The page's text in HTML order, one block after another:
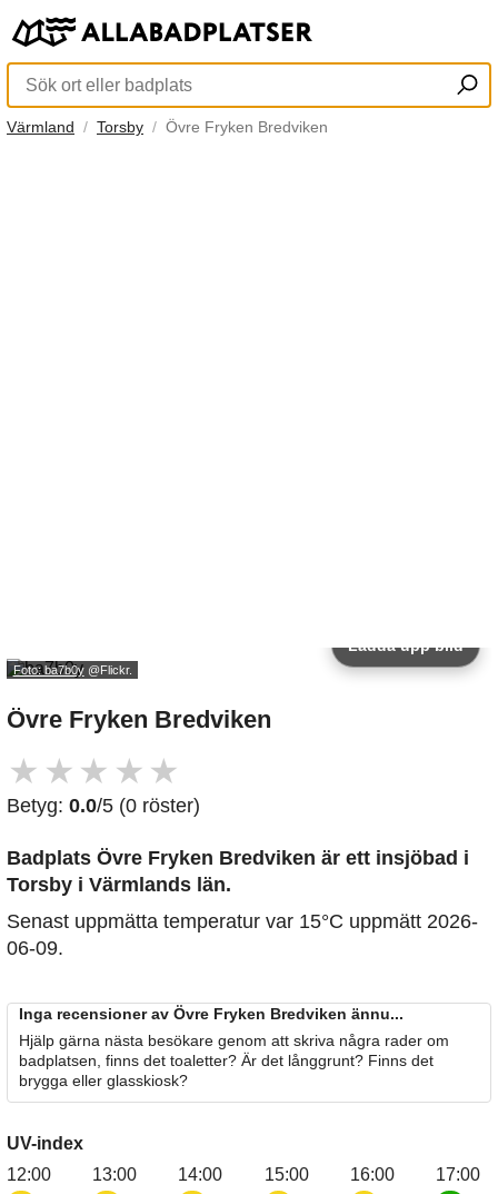
Värmland Torsby Övre Fryken Bredviken
Foto: ba7b0y@Flickr.
Ladda upp bild
Övre Fryken Bredviken
★ ★ ★ ★ ★
Betyg: 0.0/5 (0 röster)
Badplats Övre Fryken Bredviken är ett insjöbad i
Torsby i Värmlands län.
Senast uppmätta temperatur var 15°C uppmätt 2026-
06-09.
Inga recensioner av Övre Fryken Bredviken ännu...
Hjälp gärna nästa besökare genom att skriva några rader om
badplatsen, finns det toaletter? Är det långgrunt? Finns det
brygga eller glasskiosk?
UV-index
12:00
13:00
14:00
15:00
16:00
17:00